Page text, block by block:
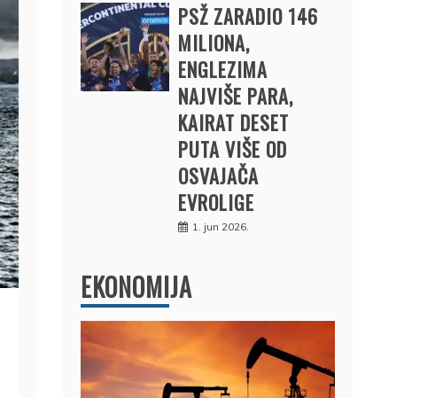
PSŽ ZARADIO 146
MILIONA,
ENGLEZIMA
NAJVIŠE PARA,
KAIRAT DESET
PUTA VIŠE OD
OSVAJAČA
EVROLIGE
1. jun 2026.
EKONOMIJA